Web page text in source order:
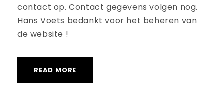
contact op. Contact gegevens volgen nog.
Hans Voets bedankt voor het beheren van
de website !
READ MORE